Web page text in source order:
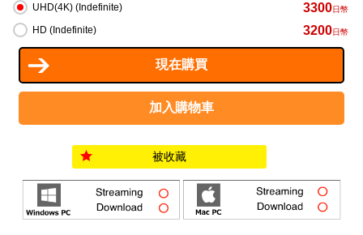
UHD(4K) (Indefinite) 3300日幣
HD (Indefinite) 3200日幣
被收藏